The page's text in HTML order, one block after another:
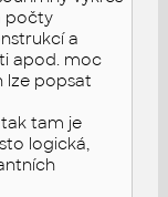
počty
a
apod. moc
lze popsat
tam je
logická,